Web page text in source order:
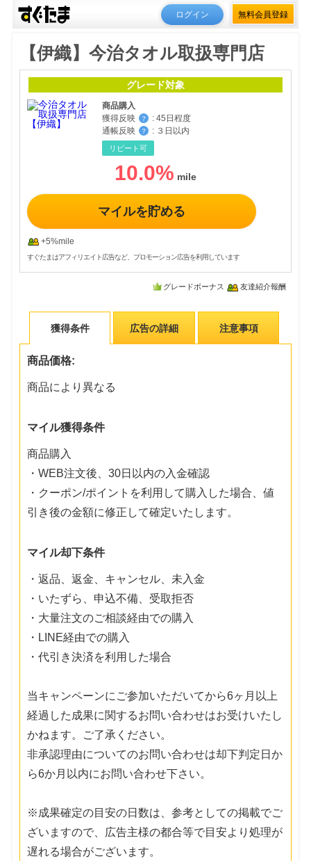
ログイン 無料会員登録
【伊織】今治タオル取扱専門店
グレード対象
商品購入
獲得反映
？ : 45日程度
通帳反映
？ : ３日以内
リピート可
10.0%
マイルを貯める
+5%mile
すぐたまはアフィリエイト広告など、プロモーション広告を利用しています
グレードボーナス 友達紹介報酬
獲得条件 広告の詳細 注意事項
商品価格:
商品により異なる
マイル獲得条件
商品購入
・WEB注文後、30日以内の入金確認
・クーポン/ポイントを利用して購入した場合、値
引き後の金額に修正して確定いたします。
マイル却下条件
・返品、返金、キャンセル、未入金
・いたずら、申込不備、受取拒否
・大量注文のご相談経由での購入
・LINE経由での購入
・代引き決済を利用した場合
当キャンペーンにご参加いただいてから6ヶ月以上
経過した成果に関するお問い合わせはお受けいたし
かねます。ご了承ください。
非承認理由についてのお問い合わせは却下判定日か
ら6か月以内にお問い合わせ下さい。
※成果確定の目安の日数は、参考としての掲載でご
ざいますので、広告主様の都合等で目安より処理が
遅れる場合がございます。